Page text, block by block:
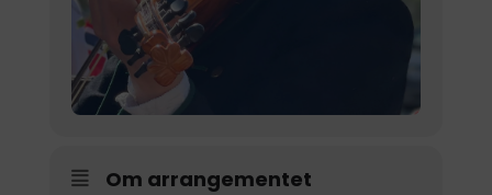
Om arrangementet